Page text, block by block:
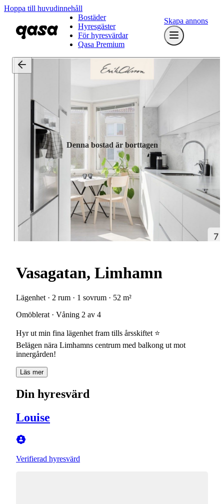
Hoppa till huvudinnehåll
Bostäder
Hyresgäster
För hyresvärdar
Qasa Premium
Skapa annons
Denna bostad är borttagen
Vasagatan, Limhamn
Lägenhet · 2 rum · 1 sovrum · 52 m²
Omöblerat · Våning 2 av 4
Hyr ut min fina lägenhet fram tills årsskiftet ⭐️
Belägen nära Limhamns centrum med balkong ut mot
innergården!
Läs mer
Din hyresvärd
Louise
Verifierad hyresvärd